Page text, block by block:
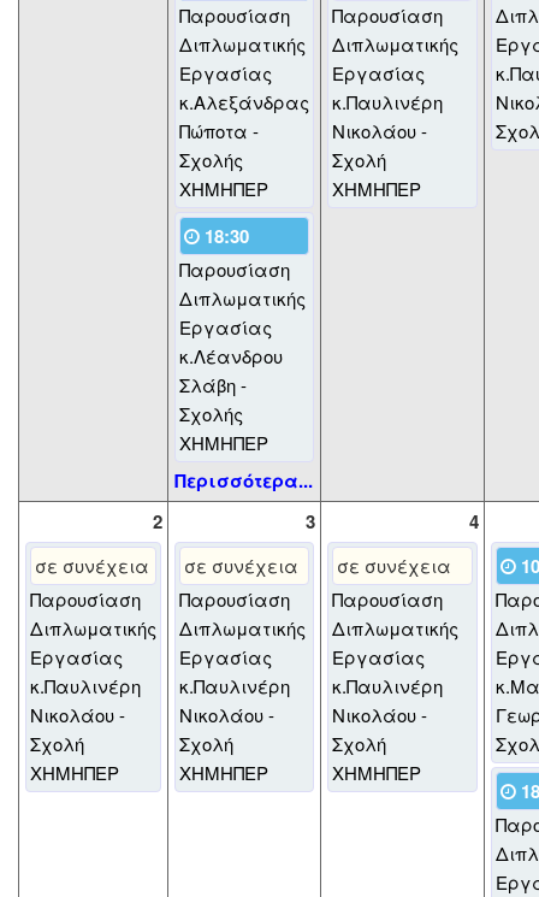
Παρουσίαση
Διπλωματικής
Εργασίας
κ.Αλεξάνδρας
Πώποτα -
Σχολής
ΧΗΜΗΠΕΡ
18:30
Παρουσίαση
Διπλωματικής
Εργασίας
κ.Λέανδρου
Σλάβη -
Σχολής
ΧΗΜΗΠΕΡ
Περισσότερα...
Παρουσίαση
Διπλωματικής
Εργασίας
κ.Παυλινέρη
Νικολάου -
Σχολή
ΧΗΜΗΠΕΡ
2 3 4
σε συνέχεια
Παρουσίαση
Διπλωματικής
Εργασίας
κ.Παυλινέρη
Νικολάου -
Σχολή
ΧΗΜΗΠΕΡ
σε συνέχεια
Παρουσίαση
Διπλωματικής
Εργασίας
κ.Παυλινέρη
Νικολάου -
Σχολή
ΧΗΜΗΠΕΡ
σε συνέχεια
Παρουσίαση
Διπλωματικής
Εργασίας
κ.Παυλινέρη
Νικολάου -
Σχολή
ΧΗΜΗΠΕΡ